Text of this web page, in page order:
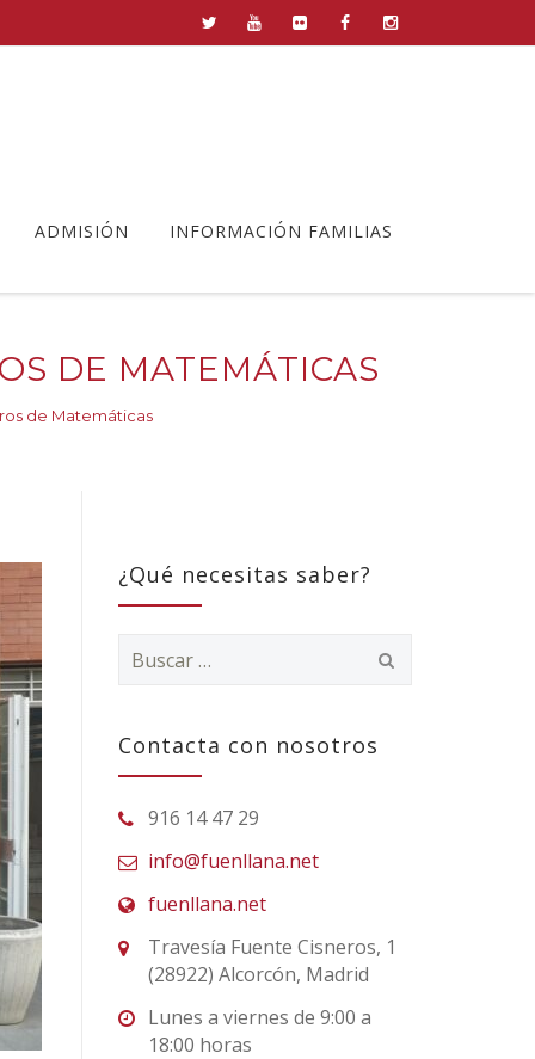
ADMISIÓN INFORMACIÓN FAMILIAS
DE MATEMÁTICAS
de Matemáticas
¿Qué necesitas saber?
Contacta con nosotros
916 14 47 29
info@fuenllana.net
fuenllana.net
Travesía Fuente Cisneros, 1
(28922) Alcorcón, Madrid
Lunes a viernes de 9:00 a
18:00 horas